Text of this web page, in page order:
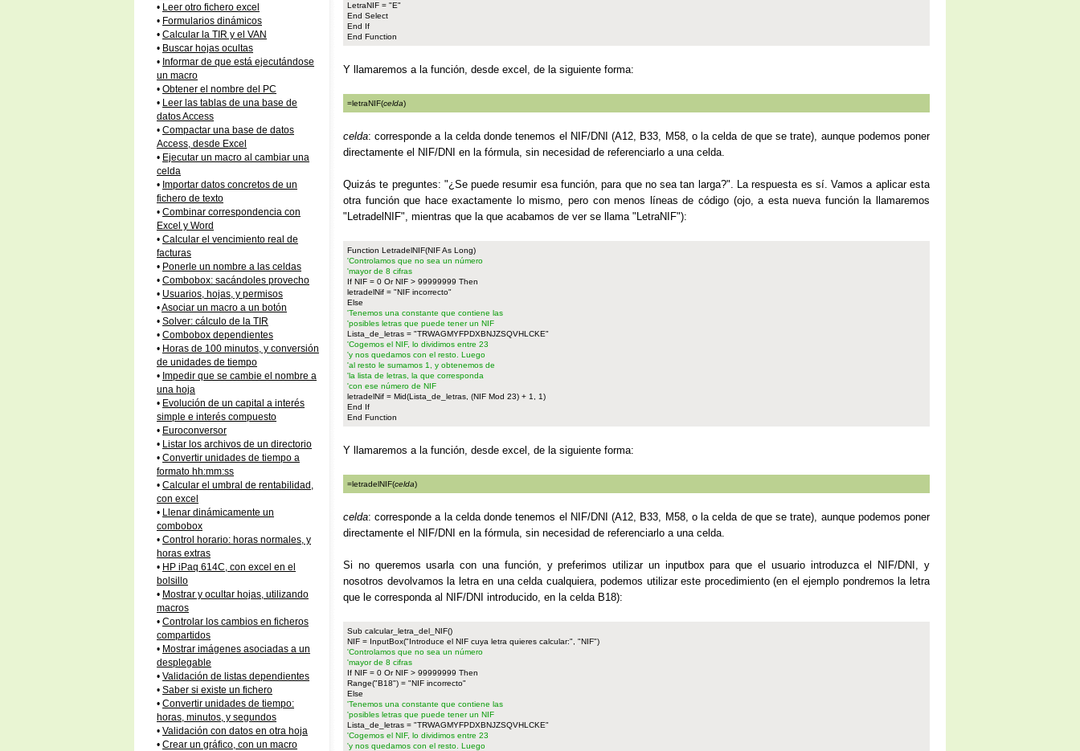
LetraNIF = "E"
End Select
End If
End Function
Y llamaremos a la función, desde excel, de la siguiente forma:
=letraNIF(celda)
celda: corresponde a la celda donde tenemos el NIF/DNI (A12, B33, M58, o la celda de que se trate), aunque podemos poner
directamente el NIF/DNI en la fórmula, sin necesidad de referenciarlo a una celda.
Quizás te preguntes: "¿Se puede resumir esa función, para que no sea tan larga?". La respuesta es sí. Vamos a aplicar esta
otra función que hace exactamente lo mismo, pero con menos líneas de código (ojo, a esta nueva función la llamaremos
"LetradelNIF", mientras que la que acabamos de ver se llama "LetraNIF"):
Function LetradelNIF(NIF As Long)
'Controlamos que no sea un número
'mayor de 8 cifras
If NIF = 0 Or NIF > 99999999 Then
letradelNif = "NIF incorrecto"
Else
'Tenemos una constante que contiene las
'posibles letras que puede tener un NIF
Lista_de_letras = "TRWAGMYFPDXBNJZSQVHLCKE"
'Cogemos el NIF, lo dividimos entre 23
'y nos quedamos con el resto. Luego
'al resto le sumamos 1, y obtenemos de
'la lista de letras, la que corresponda
'con ese número de NIF
letradelNif = Mid(Lista_de_letras, (NIF Mod 23) + 1, 1)
End If
End Function
Y llamaremos a la función, desde excel, de la siguiente forma:
=letradelNIF(celda)
celda: corresponde a la celda donde tenemos el NIF/DNI (A12, B33, M58, o la celda de que se trate), aunque podemos poner
directamente el NIF/DNI en la fórmula, sin necesidad de referenciarlo a una celda.
Si no queremos usarla con una función, y preferimos utilizar un inputbox para que el usuario introduzca el NIF/DNI, y
nosotros devolvamos la letra en una celda cualquiera, podemos utilizar este procedimiento (en el ejemplo pondremos la letra
que le corresponda al NIF/DNI introducido, en la celda B18):
Sub calcular_letra_del_NIF()
NIF = InputBox("Introduce el NIF cuya letra quieres calcular:", "NIF")
'Controlamos que no sea un número
'mayor de 8 cifras
If NIF = 0 Or NIF > 99999999 Then
Range("B18") = "NIF incorrecto"
Else
'Tenemos una constante que contiene las
'posibles letras que puede tener un NIF
Lista_de_letras = "TRWAGMYFPDXBNJZSQVHLCKE"
'Cogemos el NIF, lo dividimos entre 23
'y nos quedamos con el resto. Luego
•
Leer otro fichero excel
• Formularios dinámicos
• Calcular la TIR y el VAN
• Buscar hojas ocultas
• Informar de que está ejecutándose
un macro
• Obtener el nombre del PC
•
Leer las tablas de una base de
datos Access
• Compactar una base de datos
Access, desde Excel
• Ejecutar un macro al cambiar una
celda
• Importar datos concretos de un
fichero de texto
• Combinar correspondencia con
Excel y Word
• Calcular el vencimiento real de
facturas
• Ponerle un nombre a las celdas
• Combobox: sacándoles provecho
• Usuarios, hojas, y permisos
•Asociar un macro a un botón
• Solver: cálculo de la TIR
• Combobox dependientes
• Horas de 100 minutos, y conversión
de unidades de tiempo
• Impedir que se cambie el nombre a
una hoja
• Evolución de un capital a interés
simple e interés compuesto
• Euroconversor
•
Listar los archivos de un directorio
• Convertir unidades de tiempo a
formato hh:mm:ss
• Calcular el umbral de rentabilidad,
con excel
•
Llenar dinámicamente un
combobox
• Control horario: horas normales, y
horas extras
• HP iPaq 614C, con excel en el
bolsillo
• Mostrar y ocultar hojas, utilizando
macros
• Controlar los cambios en ficheros
compartidos
• Mostrar imágenes asociadas a un
desplegable
• Validación de listas dependientes
• Saber si existe un fichero
• Convertir unidades de tiempo:
horas, minutos, y segundos
• Validación con datos en otra hoja
• Crear un gráfico, con un macro